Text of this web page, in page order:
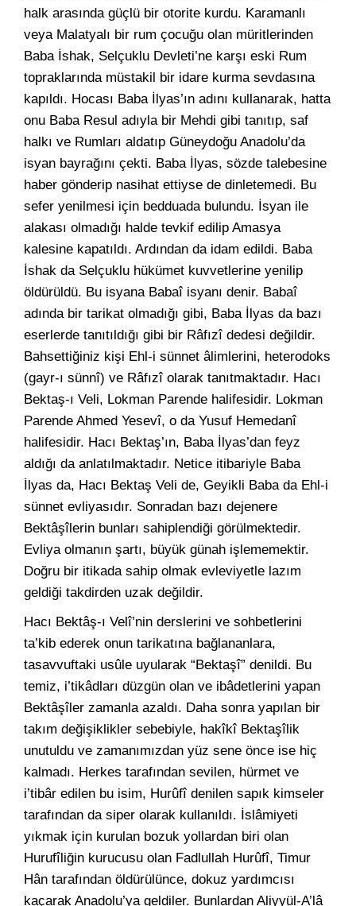
halk arasında güçlü bir otorite kurdu. Karamanlı
veya Malatyalı bir rum çocuğu olan müritlerinden
Baba İshak, Selçuklu Devleti’ne karşı eski Rum
topraklarında müstakil bir idare kurma sevdasına
kapıldı. Hocası Baba İlyas’ın adını kullanarak, hatta
onu Baba Resul adıyla bir Mehdi gibi tanıtıp, saf
halkı ve Rumları aldatıp Güneydoğu Anadolu’da
isyan bayrağını çekti. Baba İlyas, sözde talebesine
haber gönderip nasihat ettiyse de dinletemedi. Bu
sefer yenilmesi için bedduada bulundu. İsyan ile
alakası olmadığı halde tevkif edilip Amasya
kalesine kapatıldı. Ardından da idam edildi. Baba
İshak da Selçuklu hükümet kuvvetlerine yenilip
öldürüldü. Bu isyana Babaî isyanı denir. Babaî
adında bir tarikat olmadığı gibi, Baba İlyas da bazı
eserlerde tanıtıldığı gibi bir Râfızî dedesi değildir.
Bahsettiğiniz kişi Ehl-i sünnet âlimlerini, heterodoks
(gayr-ı sünnî) ve Râfızî olarak tanıtmaktadır. Hacı
Bektaş-ı Veli, Lokman Parende halifesidir. Lokman
Parende Ahmed Yesevî, o da Yusuf Hemedanî
halifesidir. Hacı Bektaş’ın, Baba İlyas’dan feyz
aldığı da anlatılmaktadır. Netice itibariyle Baba
İlyas da, Hacı Bektaş Veli de, Geyikli Baba da Ehl-i
sünnet evliyasıdır. Sonradan bazı dejenere
Bektâşîlerin bunları sahiplendiği görülmektedir.
Evliya olmanın şartı, büyük günah işlememektir.
Doğru bir itikada sahip olmak evleviyetle lazım
geldiği takdirden uzak değildir.
Hacı Bektâş-ı Velî’nin derslerini ve sohbetlerini
ta’kib ederek onun tarikatına bağlananlara,
tasavvuftaki usûle uyularak “Bektaşî” denildi. Bu
temiz, i’tikâdları düzgün olan ve ibâdetlerini yapan
Bektâşîler zamanla azaldı. Daha sonra yapılan bir
takım değişiklikler sebebiyle, hakîkî Bektaşîlik
unutuldu ve zamanımızdan yüz sene önce ise hiç
kalmadı. Herkes tarafından sevilen, hürmet ve
i’tibâr edilen bu isim, Hurûfî denilen sapık kimseler
tarafından da siper olarak kullanıldı. İslâmiyeti
yıkmak için kurulan bozuk yollardan biri olan
Hurufîliğin kurucusu olan Fadlullah Hurûfî, Timur
Hân tarafından öldürülünce, dokuz yardımcısı
kaçarak Anadolu’ya geldiler. Bunlardan Aliyyül-A’lâ